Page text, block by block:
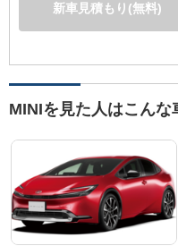
新車見積もり(無料)
MINIを見た人はこん